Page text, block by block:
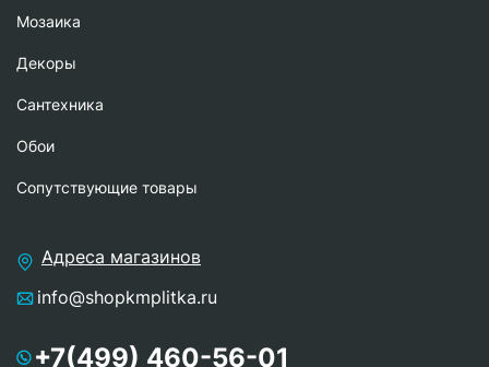
Мозаика
Декоры
Сантехника
Обои
Сопутствующие товары
Адреса магазинов
info@shopkmplitka.ru
+7(499) 460-56-01